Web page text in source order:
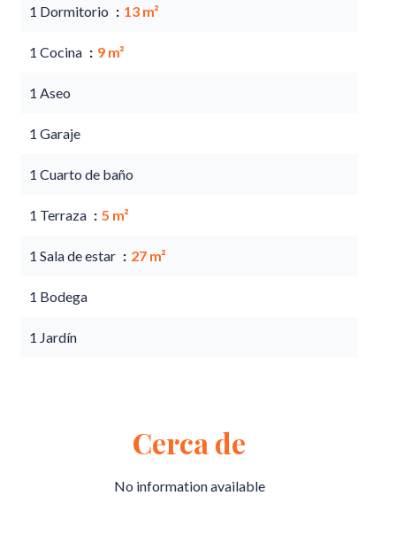
1 Dormitorio 13 m²
1 Cocina 9 m²
1 Aseo
1 Garaje
1 Cuarto de baño
1 Terraza 5 m²
1 Sala de estar 27 m²
1 Bodega
1 Jardín
Cerca de
No information available